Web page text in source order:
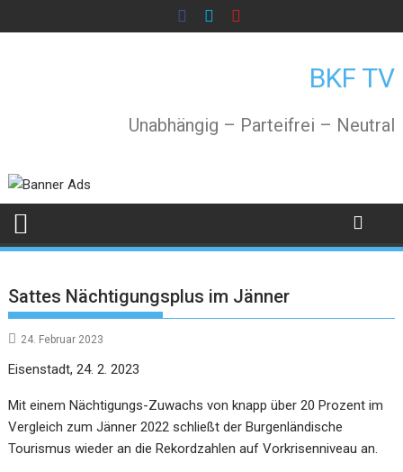
to
BKF TV
Unabhängig – Parteifrei – Neutral
Sattes Nächtigungsplus im Jänner
24. Februar 2023
Eisenstadt, 24. 2. 2023
Mit einem Nächtigungs-Zuwachs von knapp über 20 Prozent im
Vergleich zum Jänner 2022schließt der Burgenländische
Tourismus wieder an die Rekordzahlen auf Vorkrisenniveauan.